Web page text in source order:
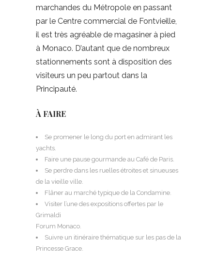
marchandes du Métropole en passant
par le Centre commercial de Fontvieille,
il est très agréable de magasiner à pied
à Monaco. D’autant que de nombreux
stationnements sont à disposition des
visiteurs un peu partout dans la
Principauté.
À FAIRE
Se promener le long du port en admirant les
yachts.
Faire une pause gourmande au Café de Paris.
Se perdre dans les ruelles étroites et sinueuses
de la vieille ville.
Flâner au marché typique de la Condamine.
Visiter l’une des expositions offertes par le
Grimaldi
Forum Monaco.
Suivre un itinéraire thématique sur les pas de la
Princesse Grace.